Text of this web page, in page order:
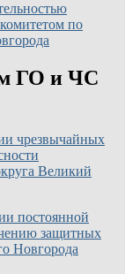
по
ГО и ЧС
чрезвычайных
Великий
постоянной
защитных
Новгорода